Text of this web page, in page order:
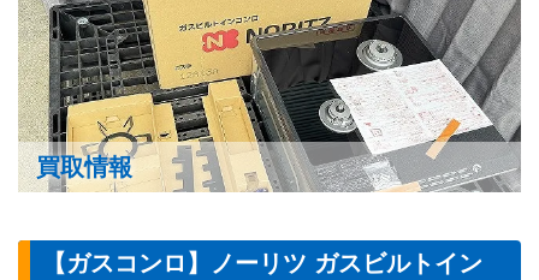
買取情報
【ガスコンロ】ノーリツ ガスビルトイン